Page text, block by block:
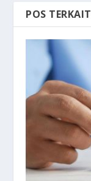
POS TERKAIT